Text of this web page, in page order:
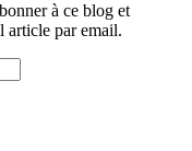
à ce blog et
article par email.